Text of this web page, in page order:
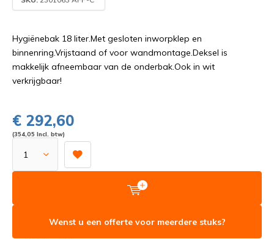
Hygiënebak 18 liter.Met gesloten inworpklep en
binnenring.Vrijstaand of voor wandmontage.Deksel is
makkelijk afneembaar van de onderbak.Ook in wit
verkrijgbaar!
€ 292,60
(354,05 Incl. btw)
Wenst u een offerte voor meerdere stuks?